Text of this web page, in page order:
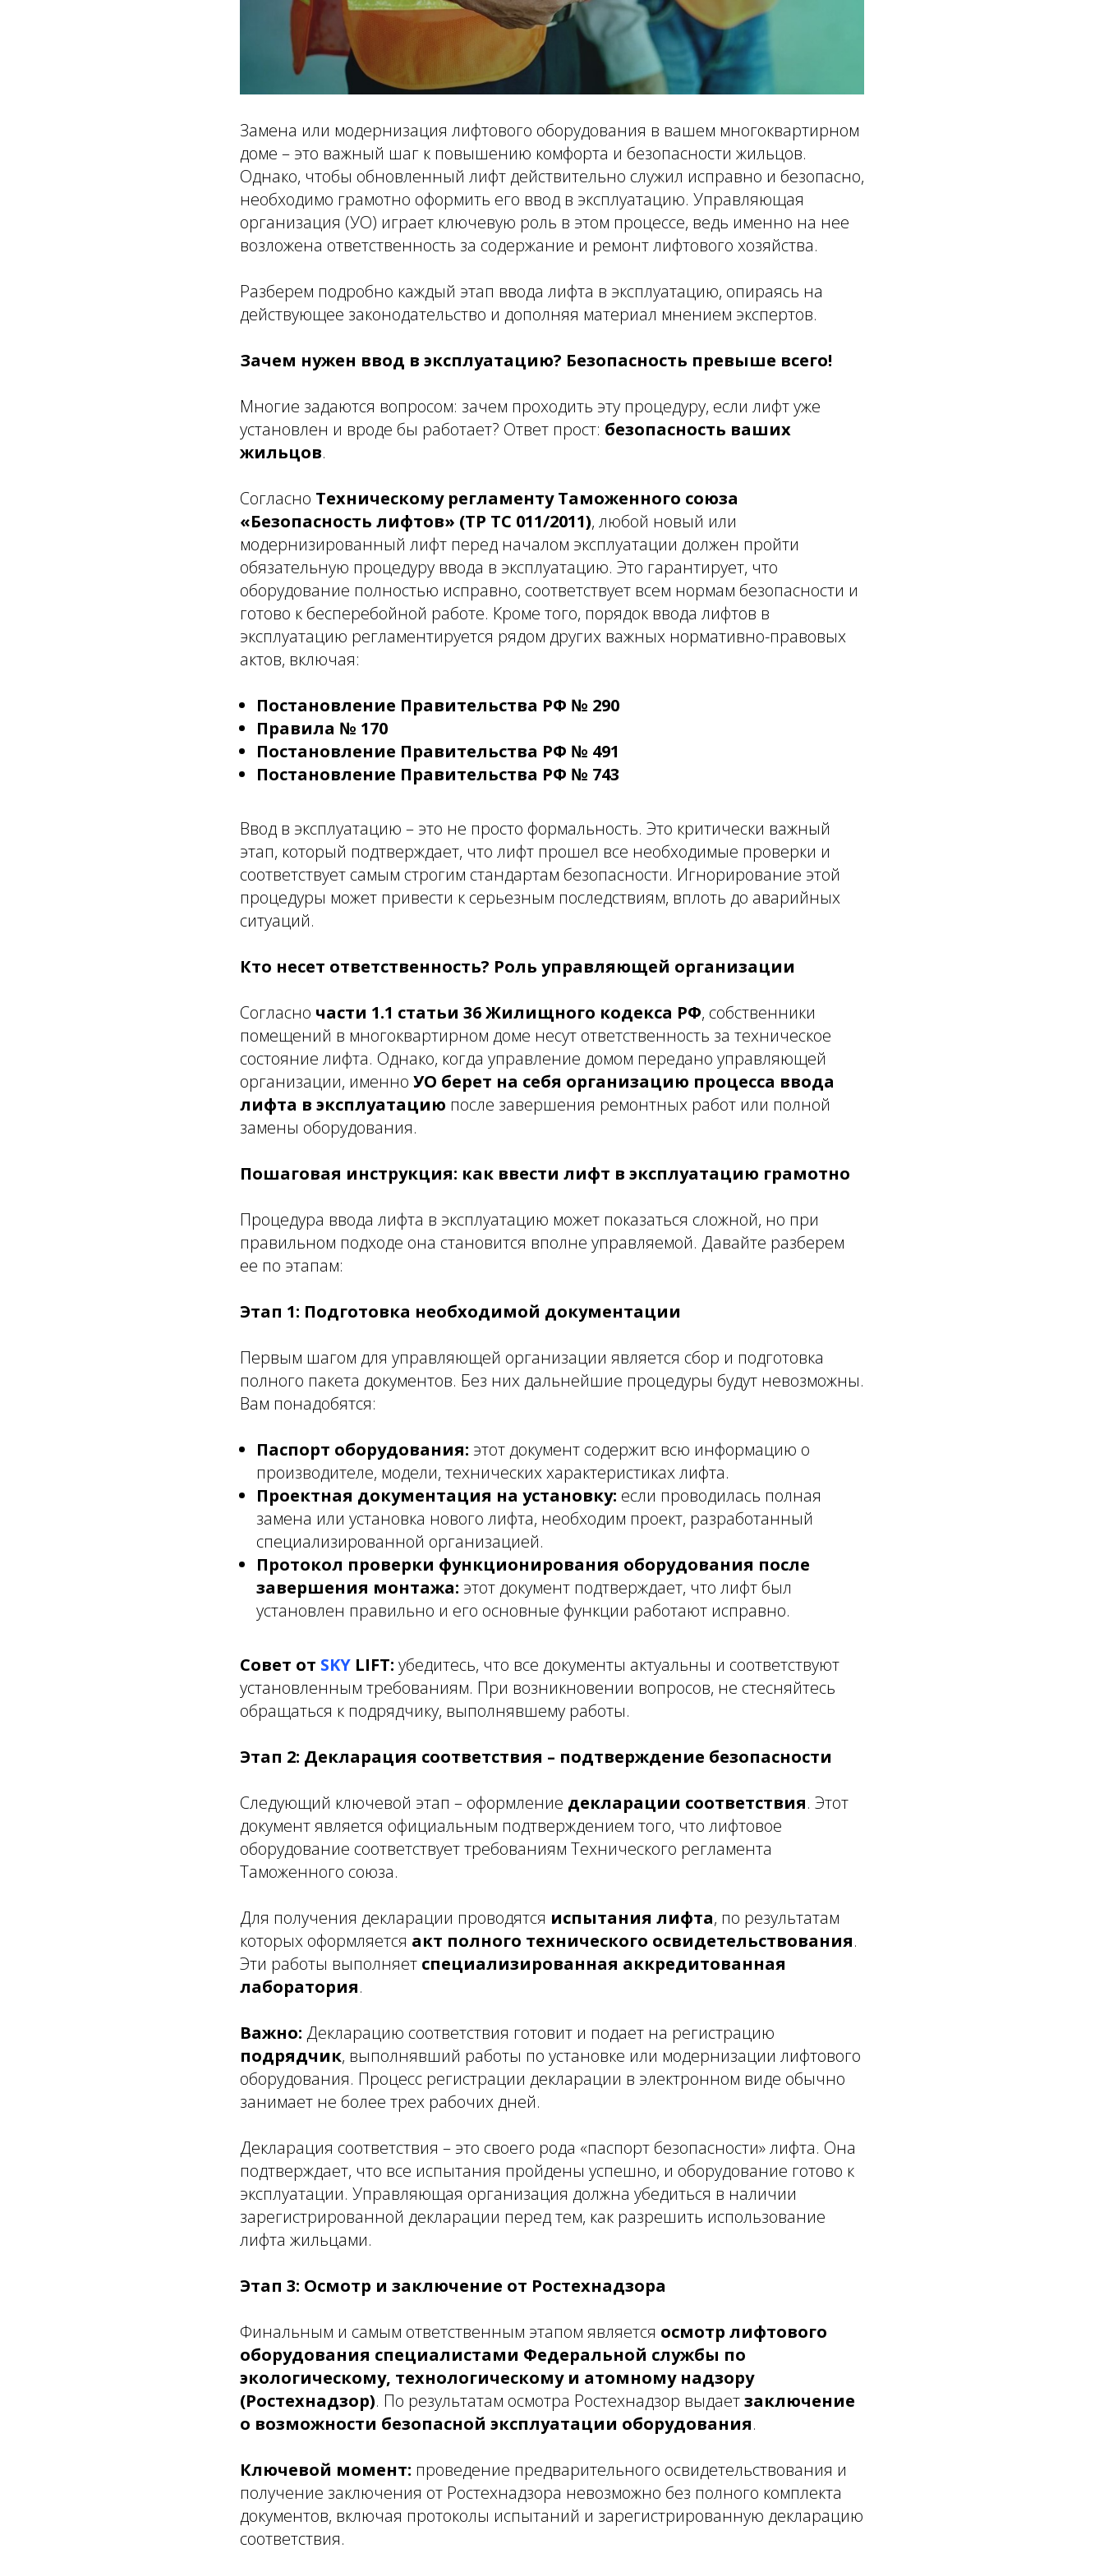
Замена или модернизация лифтового оборудования в вашем многоквартирном
доме – это важный шаг к повышению комфорта и безопасности жильцов.
Однако, чтобы обновленный лифт действительно служил исправно и безопасно,
необходимо грамотно оформить его ввод в эксплуатацию. Управляющая
организация (УО) играет ключевую роль в этом процессе, ведь именно на нее
возложена ответственность за содержание и ремонт лифтового хозяйства.
Разберем подробно каждый этап ввода лифта в эксплуатацию, опираясь на
действующее законодательство и дополняя материал мнением экспертов.
Зачем нужен ввод в эксплуатацию? Безопасность превыше всего!
Многие задаются вопросом: зачем проходить эту процедуру, если лифт уже
установлен и вроде бы работает? Ответ прост: безопасность ваших
жильцов.
Согласно Техническому регламенту Таможенного союза
«Безопасность лифтов» (ТР ТС 011/2011), любой новый или
модернизированный лифт перед началом эксплуатации должен пройти
обязательную процедуру ввода в эксплуатацию. Это гарантирует, что
оборудование полностью исправно, соответствует всем нормам безопасности и
готово к бесперебойной работе. Кроме того, порядок ввода лифтов в
эксплуатацию регламентируется рядом других важных нормативно-правовых
актов, включая:
Постановление Правительства РФ № 290
Правила № 170
Постановление Правительства РФ № 491
Постановление Правительства РФ № 743
Ввод в эксплуатацию – это не просто формальность. Это критически важный
этап, который подтверждает, что лифт прошел все необходимые проверки и
соответствует самым строгим стандартам безопасности. Игнорирование этой
процедуры может привести к серьезным последствиям, вплоть до аварийных
ситуаций.
Кто несет ответственность? Роль управляющей организации
Согласно части 1.1 статьи 36 Жилищного кодекса РФ, собственники
помещений в многоквартирном доме несут ответственность за техническое
состояние лифта. Однако, когда управление домом передано управляющей
организации, именно УО берет на себя организацию процесса ввода
лифта в эксплуатацию после завершения ремонтных работ или полной
замены оборудования.
Пошаговая инструкция: как ввести лифт в эксплуатацию грамотно
Процедура ввода лифта в эксплуатацию может показаться сложной, но при
правильном подходе она становится вполне управляемой. Давайте разберем
ее по этапам:
Этап 1: Подготовка необходимой документации
Первым шагом для управляющей организации является сбор и подготовка
полного пакета документов. Без них дальнейшие процедуры будут невозможны.
Вам понадобятся:
Паспорт оборудования: этот документ содержит всю информацию о
производителе, модели, технических характеристиках лифта.
Проектная документация на установку: если проводилась полная
замена или установка нового лифта, необходим проект, разработанный
специализированной организацией.
Протокол проверки функционирования оборудования после
завершения монтажа: этот документ подтверждает, что лифт был
установлен правильно и его основные функции работают исправно.
Совет от SKY LIFT: убедитесь, что все документы актуальны и соответствуют
установленным требованиям. При возникновении вопросов, не стесняйтесь
обращаться к подрядчику, выполнявшему работы.
Этап 2: Декларация соответствия – подтверждение безопасности
Следующий ключевой этап – оформление декларации соответствия. Этот
документ является официальным подтверждением того, что лифтовое
оборудование соответствует требованиям Технического регламента
Таможенного союза.
Для получения декларации проводятся испытания лифта, по результатам
которых оформляется акт полного технического освидетельствования.
Эти работы выполняет специализированная аккредитованная
лаборатория.
Важно: Декларацию соответствия готовит и подает на регистрацию
подрядчик, выполнявший работы по установке или модернизации лифтового
оборудования. Процесс регистрации декларации в электронном виде обычно
занимает не более трех рабочих дней.
Декларация соответствия – это своего рода «паспорт безопасности» лифта. Она
подтверждает, что все испытания пройдены успешно, и оборудование готово к
эксплуатации. Управляющая организация должна убедиться в наличии
зарегистрированной декларации перед тем, как разрешить использование
лифта жильцами.
Этап 3: Осмотр и заключение от Ростехнадзора
Финальным и самым ответственным этапом является осмотр лифтового
оборудования специалистами Федеральной службы по
экологическому, технологическому и атомному надзору
(Ростехнадзор). По результатам осмотра Ростехнадзор выдаетзаключение
о возможности безопасной эксплуатации оборудования.
Ключевой момент: проведение предварительного освидетельствования и
получение заключения от Ростехнадзора невозможно без полного комплекта
документов, включая протоколы испытаний и зарегистрированную декларацию
соответствия.